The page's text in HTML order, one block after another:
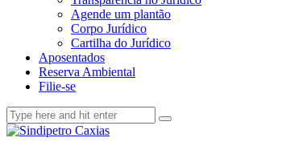
Agende um plantão
Corpo Jurídico
Cartilha do Jurídico
Aposentados
Reserva Ambiental
Filie-se